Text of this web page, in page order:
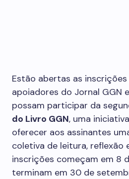
Estão abertas as
apoiadores do Jornal GGN
possam participar da
do Livro GGN, uma
oferecer aos assinantes
coletiva de leitura, reflexão
inscrições começam em 8
terminam em 30 de